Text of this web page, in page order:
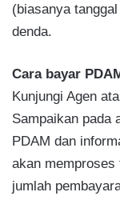
(biasanya
denda.
Cara bayar
Kunjungi Agen
Sampaikan pada
PDAM dan
akan
jumlah